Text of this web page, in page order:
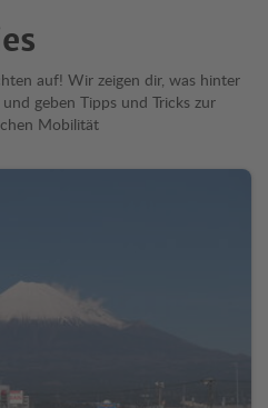
auf! Wir zeigen dir, was hinter
geben Tipps und Tricks zur
Mobilität